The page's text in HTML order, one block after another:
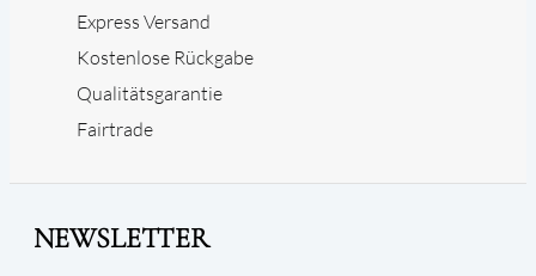
Express Versand
Kostenlose Rückgabe
Qualitätsgarantie
Fairtrade
NEWSLETTER